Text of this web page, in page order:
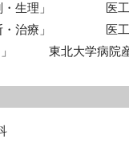
解剖・生理」 医工
診断・治療」 医工
」 東北大学病院